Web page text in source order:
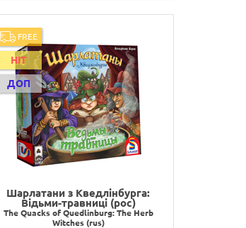
FREE
HIT
ДОП
Шарлатани з Кведлінбурга:
Відьми-травниці (рос)
The Quacks of Quedlinburg: The Herb
Witches (rus)